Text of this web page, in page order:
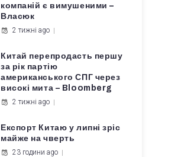
компаній є вимушеними –
Власюк
2 тижні ago
Китай перепродасть першу
за рік партію
американського СПГ через
високі мита – Bloomberg
2 тижні ago
Експорт Китаю у липні зріс
майже на чверть
23 години ago